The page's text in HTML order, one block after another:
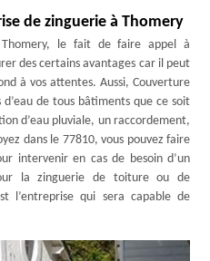
de zinguerie à Thomery
le fait de faire appel à
des certains avantages car il peut
à vos attentes. Aussi, Couverture
de tous bâtiments que ce soit
d’eau pluviale, un raccordement,
dans le 77810, vous pouvez faire
intervenir en cas de besoin d’un
la zinguerie de toiture ou de
l’entreprise qui sera capable de